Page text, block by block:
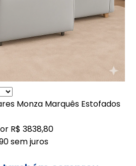
Monza Marquês Estofados
R$ 3838,80
sem juros